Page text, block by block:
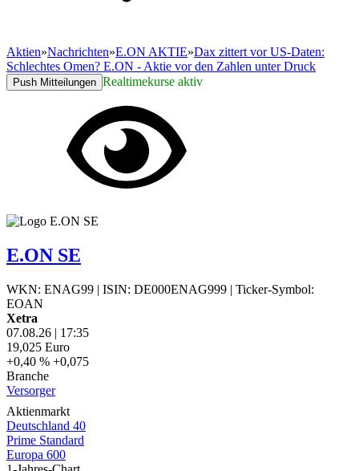
Aktien»Nachrichten»E.ON AKTIE»Dax zittert vor US-Daten:
Schlechtes Omen? E.ON - Aktie vor den Zahlen unter Druck
Push Mitteilungen Realtimekurse aktiv
E.ON SE
WKN: ENAG99 | ISIN: DE000ENAG999 | Ticker-Symbol:
EOAN
Xetra
07.08.26 | 17:35
19,025 Euro
+0,40 % +0,075
Branche
Versorger
Aktienmarkt
Deutschland 40
Prime Standard
Europa 600